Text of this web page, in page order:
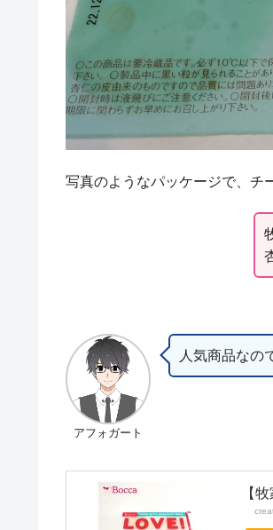
写真のようなパッケージで、チ
アフォガート
人気商品なの
【